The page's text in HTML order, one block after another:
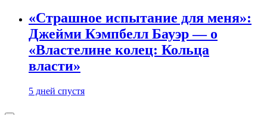
«Страшное испытание для меня»:
Джейми Кэмпбелл Бауэр — о
«Властелине колец: Кольца
власти»
5 дней спустя